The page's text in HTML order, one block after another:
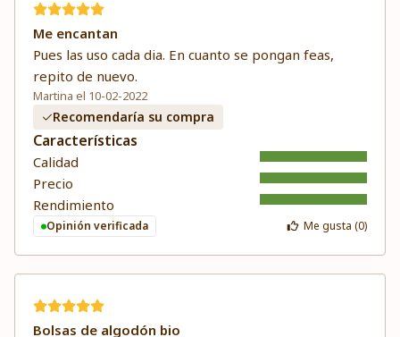
Me encantan
Pues las uso cada dia. En cuanto se pongan feas,
repito de nuevo.
Martina el 10-02-2022
Recomendaría su compra
Características
Calidad
Precio
Rendimiento
Opinión verificada Me gusta (0)
Bolsas de algodón bio